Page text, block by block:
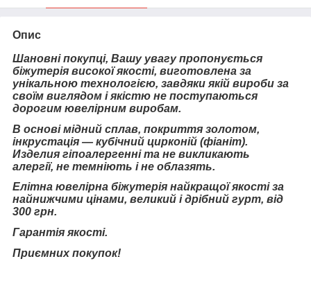
Опис
Шановні покупці, Вашу увагу пропонується
біжутерія високої якості, виготовлена за
унікальною технологією, завдяки якій вироби за
своїм виглядом і якістю не поступаються
дорогим ювелірним виробам.
В основі мідний сплав, покриття золотом,
інкрустація — кубічний цирконій (фіаніт).
Изделия гіпоалергенні та не викликають
алергії, не темніють і не облазять.
Елітна ювелірна біжутерія найкращої якості за
найнижчими цінами, великий і дрібний гурт, від
300 грн.
Гарантія якості.
Приємних покупок!